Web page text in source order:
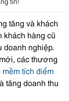
tăng và khách
khách hàng cũ
doanh nghiệp.
các thương
mềm tích điểm
tăng doanh thu